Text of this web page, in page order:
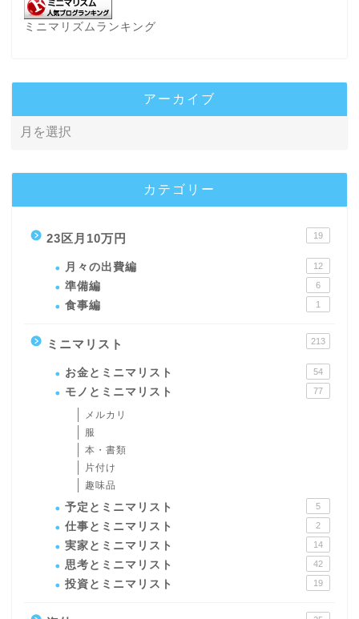
ミニマリズムランキング
アーカイブ
カテゴリー
23区月10万円 19
月々の出費編 12
準備編 6
食事編 1
ミニマリスト 213
お金とミニマリスト 54
モノとミニマリスト 77
メルカリ
服
本・書類
片付け
趣味品
予定とミニマリスト 5
仕事とミニマリスト 2
実家とミニマリスト 14
思考とミニマリスト 42
投資とミニマリスト 19